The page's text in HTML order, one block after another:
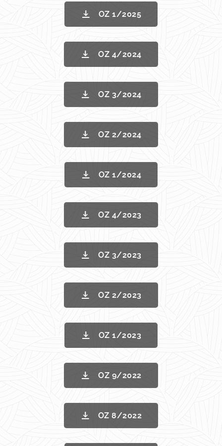
OZ 1/2025
OZ 4/2024
OZ 3/2024
OZ 2/2024
OZ 1/2024
OZ 4/2023
OZ 3/2023
OZ 2/2023
OZ 1/2023
OZ 9/2022
OZ 8/2022